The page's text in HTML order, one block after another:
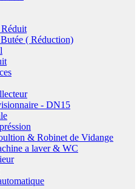
( Réduction)
- DN15
& Robinet de Vidange
a laver & WC